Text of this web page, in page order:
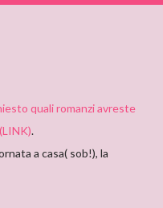
quali romanzi avreste
(LINK).
a casa( sob!), la